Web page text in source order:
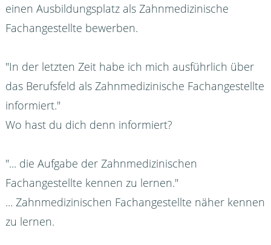
einen Ausbildungsplatz als Zahnmedizinische
Fachangestellte bewerben.
"In der letzten Zeit habe ich mich ausführlich über
das Berufsfeld als Zahnmedizinische Fachangestellte
informiert."
Wo hast du dich denn informiert?
"... die Aufgabe der Zahnmedizinischen
Fachangestellte kennen zu lernen."
... Zahnmedizinischen Fachangestellte näher kennen
zu lernen.